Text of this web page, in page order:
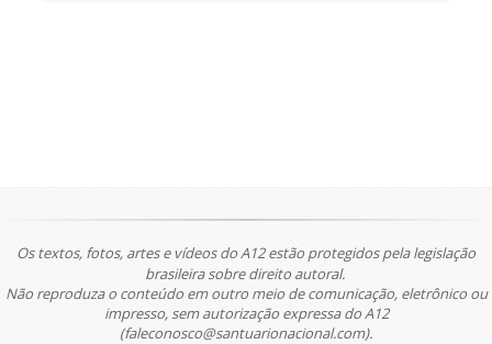
Os textos, fotos, artes e vídeos do A12 estão protegidos pela legislação
brasileira sobre direito autoral.
Não reproduza o conteúdo em outro meio de comunicação, eletrônico ou
impresso, sem autorização expressa do A12
(faleconosco@santuarionacional.com).